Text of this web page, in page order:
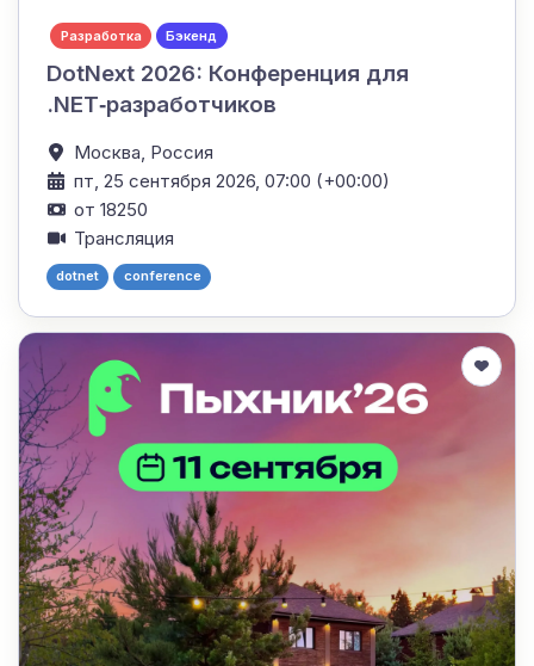
Разработка Бэкенд
DotNext 2026: Конференция для
.NET‑разработчиков
Москва, Россия
пт, 25 сентября 2026, 07:00 (+00:00)
от 18250
Трансляция
dotnet conference